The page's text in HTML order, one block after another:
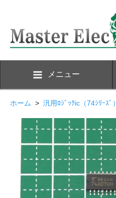
メニュー
ホーム > 汎用ﾛｼﾞｯｸic（74ｼﾘｰｽﾞ）